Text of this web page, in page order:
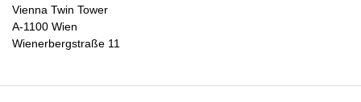
Vienna Twin Tower
A-1100 Wien
Wienerbergstraße 11